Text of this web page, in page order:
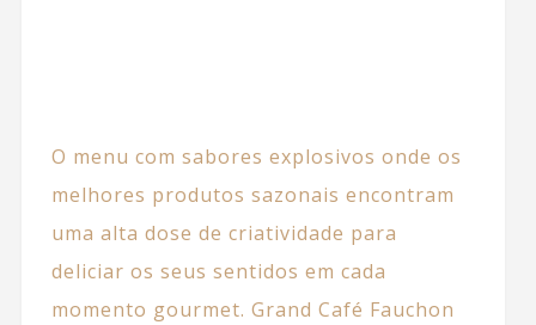
O menu com sabores explosivos onde os
melhores produtos sazonais encontram
uma alta dose de criatividade para
deliciar os seus sentidos em cada
momento gourmet. Grand Café Fauchon